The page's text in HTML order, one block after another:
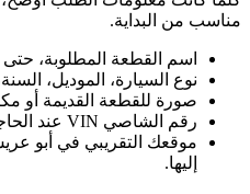
مناسب من البداية.
اسم القطعة المطلوبة،
نوع السيارة، الموديل،
صورة للقطعة القديمة أو
رقم الشاصي VIN عند الحاجة لتأكيد التوافق.
موقعك التقريبي في أبو
إليها.